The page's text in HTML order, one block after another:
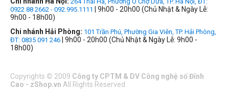
0922 88 2662 - 092.995.1111
| 9h00 - 20h00 (Chủ Nhật & Ngày Lễ:
9h00 - 18h00)
Chi nhánh Hải Phòng: 101 Trần Phú, Phường Gia Viên, TP. Hải Phòng,
ĐT: 0835 091 246 | 9h00 - 20h00 (Chủ Nhật & Ngày Lễ: 9h00 -
18h00)
Copyrights © 2009 Công ty CPTM & DV Công nghệ số Đỉnh
Cao - zShop.vn All Rights Reserved